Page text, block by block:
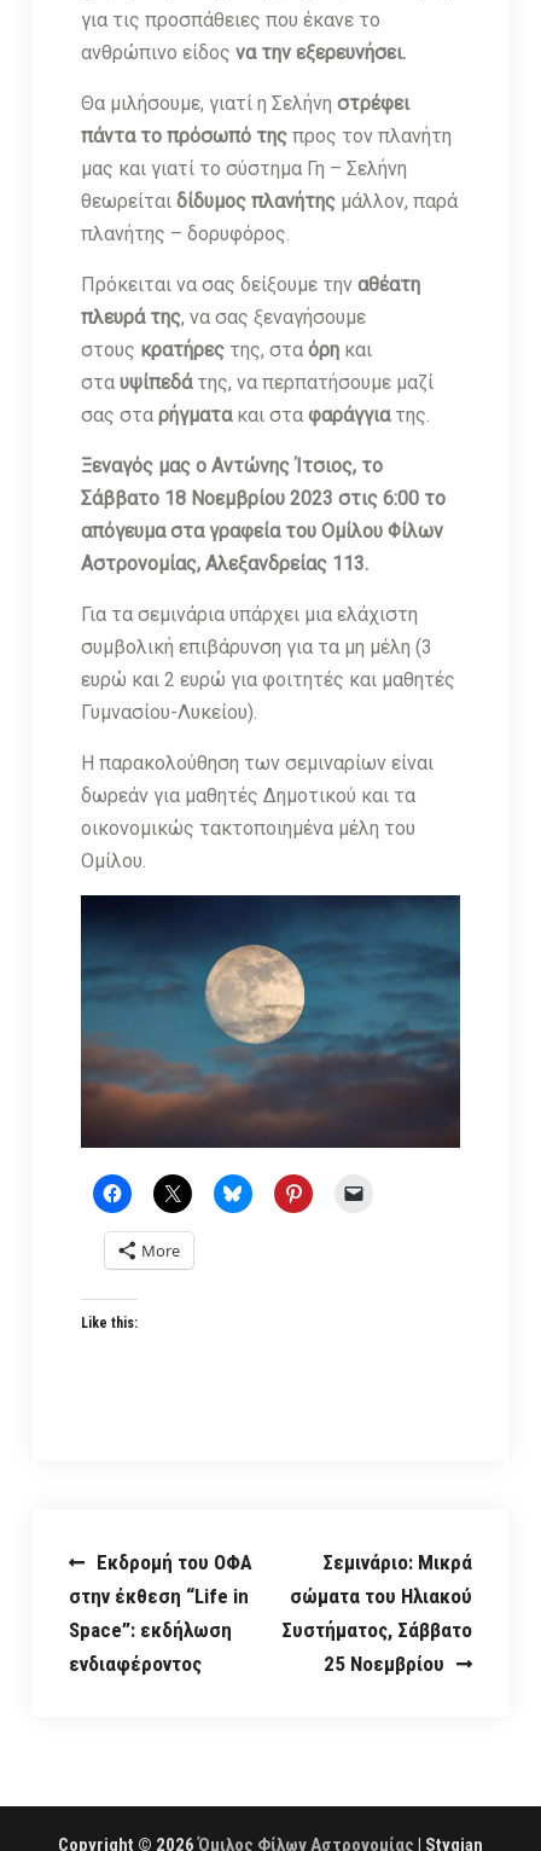
για τις προσπάθειες που έκανε το
ανθρώπινο είδος να την εξερευνήσει.
Θα μιλήσουμε, γιατί η Σελήνη στρέφει
πάντα το πρόσωπό τηςπρος τον πλανήτη
μας και γιατί το σύστημα Γη – Σελήνη
θεωρείται δίδυμος πλανήτηςμάλλον, παρά
πλανήτης – δορυφόρος.
Πρόκειται να σας δείξουμε την αθέατη
πλευρά της, να σας ξεναγήσουμε
στους κρατήρεςτης, στα όρηκαι
στα υψίπεδάτης, να περπατήσουμε μαζί
σας στα ρήγματακαι στα φαράγγιατης.
Ξεναγός μας ο Αντώνης Ίτσιος, το
Σάββατο 18 Νοεμβρίου 2023 στις 6:00 το
απόγευμα στα γραφεία του Ομίλου Φίλων
Αστρονομίας, Αλεξανδρείας 113.
Για τα σεμινάρια υπάρχει μια ελάχιστη
συμβολική επιβάρυνση για τα μη μέλη (3
ευρώ και 2 ευρώ για φοιτητές και μαθητές
Γυμνασίου-Λυκείου).
Η παρακολούθηση των σεμιναρίων είναι
δωρεάν για μαθητές Δημοτικού και τα
οικονομικώς τακτοποιημένα μέλη του
Ομίλου.
More
Like this:
Post
navigation
Εκδρομή του ΟΦΑ
στην έκθεση “Life in
Space”: εκδήλωση
ενδιαφέροντος
Σεμινάριο: Μικρά
σώματα του Ηλιακού
Συστήματος, Σάββατο
25 Νοεμβρίου
Copyright © 2026Όμιλος Φίλων Αστρονομίας | Stygian